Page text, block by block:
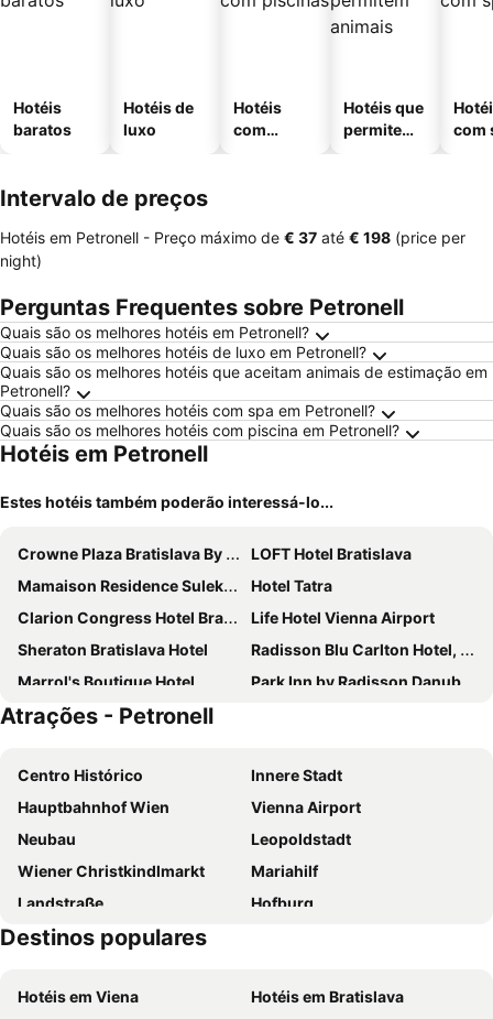
Hotéis
baratos
Hotéis de
luxo
Hotéis
com
Hotéis que
permitem
com
Intervalo de preços
Hotéis em Petronell - Preço máximo de ‎€ 37 até ‎€ 198 (price per
night)
Perguntas Frequentes sobre Petronell
Quais são os melhores hotéis em Petronell?
Quais são os melhores hotéis de luxo em Petronell?
Quais são os melhores hotéis que aceitam animais de estimação em
Petronell?
Quais são os melhores hotéis com spa em Petronell?
Quais são os melhores hotéis com piscina em Petronell?
Hotéis em Petronell
Estes hotéis também poderão interessá-lo...
Crowne Plaza Bratislava By Ihg
LOFT Hotel Bratislava
Mamaison Residence Sulekova Bratislava
Hotel Tatra
Clarion Congress Hotel Bratislava
Life Hotel Vienna Airport
Sheraton Bratislava Hotel
Radisson Blu Carlton Hotel, Bratislava
Marrol's Boutique Hotel
Park Inn by Radisson Danube Bratislava
AC Hotel Bratislava Old Town
APLEND CITY Hotel Perugia
Hotel ANTARES
Petit Dependance
Falkensteiner Hotel Bratislava
Elisabeth Old Town
Hotel Viktor
Garni Hotel VIRGO
AC Hotel by Marriott Bratislava Old Town
Metropolitan Star Apart Hotel
Hotel Matyšák
Hotel Saffron
Blue Lotus Apartments
Botel Gracia
Atrações - Petronell
Centro Histórico
Innere Stadt
Hauptbahnhof Wien
Vienna Airport
Neubau
Leopoldstadt
Wiener Christkindlmarkt
Mariahilf
Landstraße
Hofburg
Staatsoper
Rathauspark
Stephansdom
Destinos populares
Hotéis em Viena
Hotéis em Bratislava